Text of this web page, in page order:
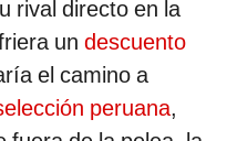
rival directo en la
un descuento
el camino a
peruana,